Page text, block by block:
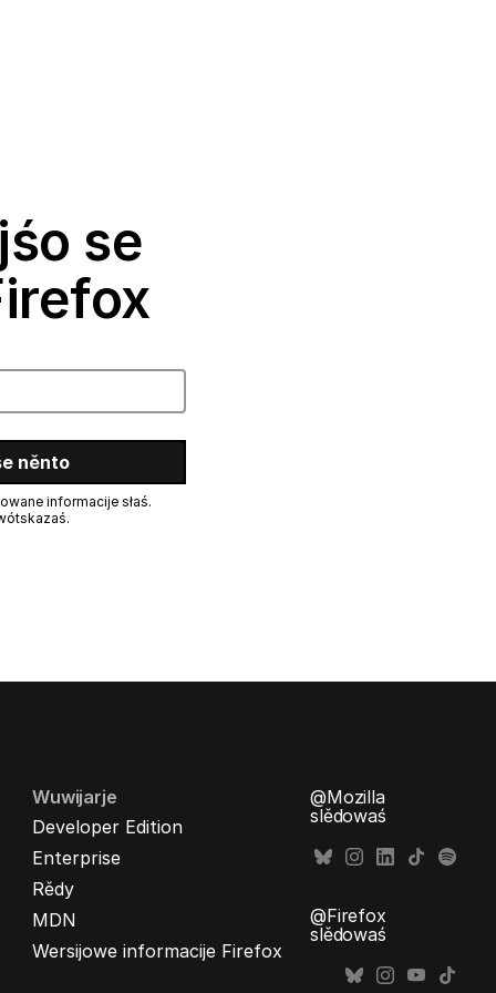
se
něnto
informacije słaś.
Wuwijarje
Developer Edition
Enterprise
Rědy
MDN
Wersijowe informacije Firefox
@Mozilla
slědowaś
@Firefox
slědowaś